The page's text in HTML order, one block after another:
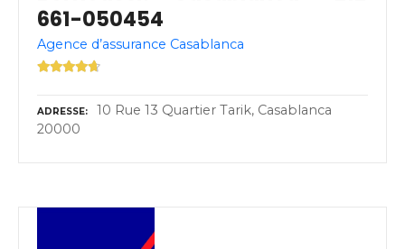
661-050454
Agence d’assurance Casablanca
ADRESSE
10 Rue 13 Quartier Tarik, Casablanca
20000